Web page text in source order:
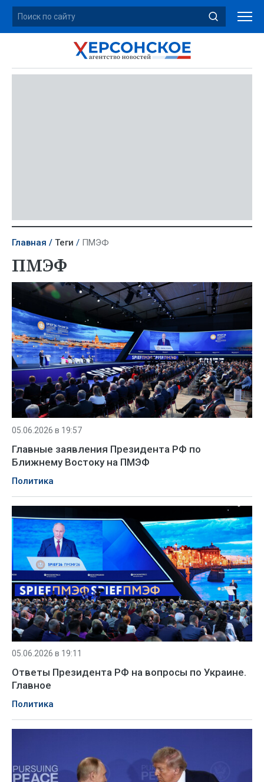
Главная Теги ПМЭФ
ПМЭФ
05.06.2026 в 19:57
Главные заявления Президента РФ по
Ближнему Востоку на ПМЭФ
Политика
05.06.2026 в 19:11
Ответы Президента РФ на вопросы по Украине.
Главное
Политика